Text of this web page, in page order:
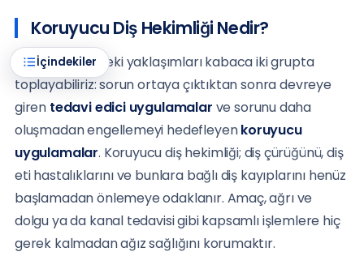
Koruyucu Diş Hekimliği Nedir?
Diş hekimliğindeki yaklaşımları kabaca iki grupta
toplayabiliriz: sorun ortaya çıktıktan sonra devreye
giren tedavi edici uygulamalar ve sorunu daha
oluşmadan engellemeyi hedefleyenkoruyucu
uygulamalar. Koruyucu diş hekimliği; diş çürüğünü, diş
eti hastalıklarını ve bunlara bağlı diş kayıplarını henüz
başlamadan önlemeye odaklanır. Amaç, ağrı ve
dolgu ya da kanal tedavisi gibi kapsamlı işlemlere hiç
gerek kalmadan ağız sağlığını korumaktır.
İçindekiler